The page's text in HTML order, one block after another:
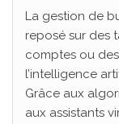
La gestion de
reposé sur des
comptes ou
l’intelligence
Grâce aux
aux assistants